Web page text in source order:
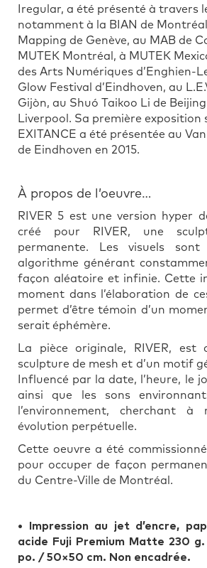
Iregular, a été présenté à travers
notamment à la BIAN de
Mapping de Genève, au MAB de
MUTEK Montréal, à MUTEK
des Arts Numériques d’Enghien-
Glow Festival d’Eindhoven, au
Gijòn, au Shuó Taikoo Li de
Liverpool. Sa première exposition
EXITANCE a été présentée au
de Eindhoven en 2015.
À propos de l’oeuvre…
RIVER 5 est une version hyper
créé pour RIVER, une
permanente. Les visuels
algorithme générant
façon aléatoire et infinie. Cette
moment dans l’élaboration de
permet d’être témoin d’un
serait éphémère.
La pièce originale, RIVER, est
sculpture de mesh et d’un motif
Influencé par la date, l’heure, le
ainsi que les sons
l’environnement, cherchant à
évolution perpétuelle.
Cette oeuvre a été
pour occuper de façon
du Centre-Ville de Montréal.
•
Impression au jet d’encre,
acide Fuji Premium Matte 230
po. / 50×50 cm. Non encadrée.